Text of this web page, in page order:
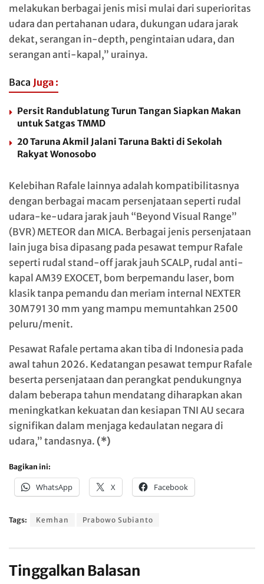
melakukan berbagai jenis misi mulai dari superioritas
udara dan pertahanan udara, dukungan udara jarak
dekat, serangan in-depth, pengintaian udara, dan
serangan anti-kapal,” urainya.
Baca Juga :
Persit Randublatung Turun Tangan Siapkan Makan
untuk Satgas TMMD
20 Taruna Akmil Jalani Taruna Bakti di Sekolah
Rakyat Wonosobo
Kelebihan Rafale lainnya adalah kompatibilitasnya
dengan berbagai macam persenjataan seperti rudal
udara-ke-udara jarak jauh “Beyond Visual Range”
(BVR) METEOR dan MICA. Berbagai jenis persenjataan
lain juga bisa dipasang pada pesawat tempur Rafale
seperti rudal stand-off jarak jauh SCALP, rudal anti-
kapal AM39 EXOCET, bom berpemandu laser, bom
klasik tanpa pemandu dan meriam internal NEXTER
30M791 30 mm yang mampu memuntahkan 2500
peluru/menit.
Pesawat Rafale pertama akan tiba di Indonesia pada
awal tahun 2026. Kedatangan pesawat tempur Rafale
beserta persenjataan dan perangkat pendukungnya
dalam beberapa tahun mendatang diharapkan akan
meningkatkan kekuatan dan kesiapan TNI AU secara
signifikan dalam menjaga kedaulatan negara di
udara,” tandasnya. (*)
Bagikan ini:
WhatsApp X Facebook
Tags: Kemhan Prabowo Subianto
Tinggalkan Balasan